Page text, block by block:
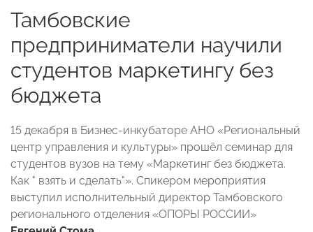
Тамбовские
предприниматели научили
студентов маркетингу без
бюджета
15 декабря в Бизнес-инкубаторе АНО «Региональный
центр управления и культуры» прошёл семинар для
студентов вузов на тему «Маркетинг без бюджета.
Как " взять и сделать"». Спикером мероприятия
выступил исполнительный директор Тамбовского
регионального отделения «ОПОРЫ РОССИИ»